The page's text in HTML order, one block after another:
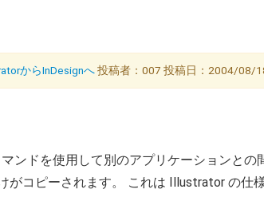
からInDesignへ投稿者：007 投稿日：2004/08/
ンドを使用して別のアプリケーションとの
がコピーされます。 これは Illustrator の仕